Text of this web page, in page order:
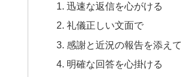
迅速な返信を心がける
礼儀正しい文面で
感謝と近況の報告を添えて
明確な回答を心掛ける